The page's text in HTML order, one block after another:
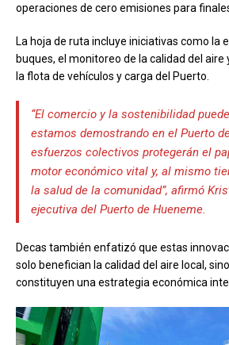
operaciones de cero emisiones para
La hoja de ruta incluye iniciativas como la
buques, el monitoreo de la calidad del aire
la flota de vehículos y carga del Puerto.
“El comercio y la sostenibilidad
estamos demostrando en el Puerto
esfuerzos colectivos protegerán el
motor económico vital y, al mismo
la salud de la comunidad”, afirmó
ejecutiva del Puerto de Hueneme.
Decas también enfatizó que estas
solo benefician la calidad del aire local,
constituyen una estrategia económica